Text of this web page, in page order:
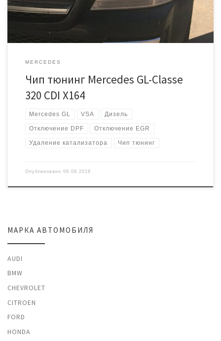
Виной всему привод вихревых […]
MERCEDES
Чип тюнинг Mercedes GL-Classe
320 CDI X164
Mercedes GL VSA Дизель
Отключение DPF Отключение EGR
Удаление катализатора Чип тюнинг
Опубликовано 09.08.2018
МАРКА АВТОМОБИЛЯ
AUDI
BMW
CHEVROLET
CITROEN
FORD
HONDA